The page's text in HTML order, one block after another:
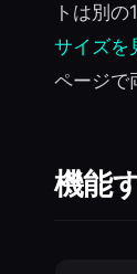
トは別
サイズを
ページで
機能